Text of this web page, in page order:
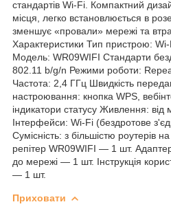
стандартів Wi-Fi. Компактний
місця, легко встановлюється в
зменшує «провали» мережі та
Характеристики Тип пристрою:
Модель: WR09WIFI Стандарти
802.11 b/g/n Режими роботи:
Частота: 2,4 ГГц Швидкість
настроювання: кнопка WPS,
індикатори статусу Живлення:
Інтерфейси: Wi-Fi (бездротове
Сумісність: з більшістю роутерів
репітер WR09WIFI — 1 шт.
до мережі — 1 шт. Інструкція
— 1 шт.
Приховати